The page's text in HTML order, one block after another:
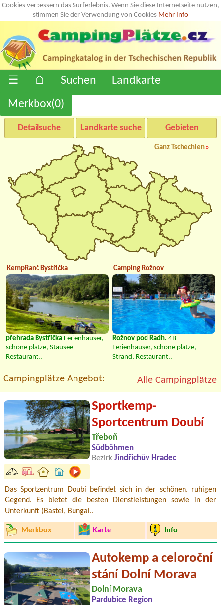
Cookies verbessern das Surferlebnis. Wenn Sie diese Internetseite nutzen,
stimmen Sie der Verwendung von Cookies Mehr Info
☰ ⌂ Suchen
Landkarte
Merkbox(0)
Detailsuche Landkarte suche Gebieten
Ganz Tschechien»
KempRanč Bystřička
přehrada Bystřička Ferienhäuser,
schöne plätze, Stausee,
Restaurant..
Camping Rožnov
Rožnov pod Radh. 4B
Ferienhäuser, schöne plätze,
Strand, Restaurant..
Campingplätze Angebot: Alle Campingplätze
Sportkemp-
Sportcentrum Doubí
Třeboň
Südböhmen
Bezirk Jindřichův Hradec
Das Sportzentrum Doubí befindet sich in der schönen, ruhigen
Gegend. Es bietet die besten Dienstleistungen sowie in der
Unterkunft (Bastei, Bungal..
Merkbox Karte Info
Autokemp a celoroční
stání Dolní Morava
Dolní Morava
Pardubice Region